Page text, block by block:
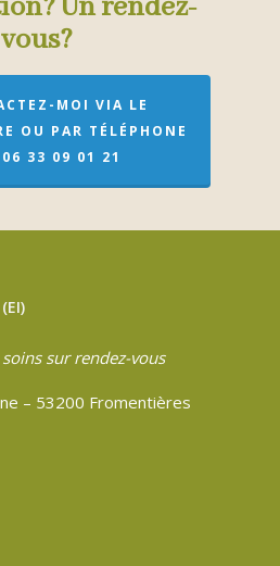
Un rendez-
vous?
MOI VIA LE
OU PAR TÉLÉPHONE
33 09 01 21
sur rendez-vous
– 53200 Fromentières